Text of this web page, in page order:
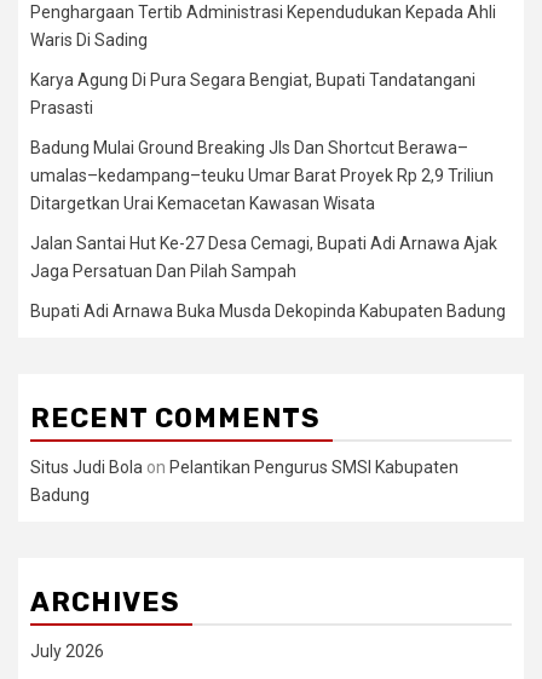
Penghargaan Tertib Administrasi Kependudukan Kepada Ahli
Waris Di Sading
Karya Agung Di Pura Segara Bengiat, Bupati Tandatangani
Prasasti
Badung Mulai Ground Breaking Jls Dan Shortcut Berawa–
umalas–kedampang–teuku Umar Barat Proyek Rp 2,9 Triliun
Ditargetkan Urai Kemacetan Kawasan Wisata
Jalan Santai Hut Ke-27 Desa Cemagi, Bupati Adi Arnawa Ajak
Jaga Persatuan Dan Pilah Sampah
Bupati Adi Arnawa Buka Musda Dekopinda Kabupaten Badung
RECENT COMMENTS
Situs Judi Bola on Pelantikan Pengurus SMSI Kabupaten
Badung
ARCHIVES
July 2026